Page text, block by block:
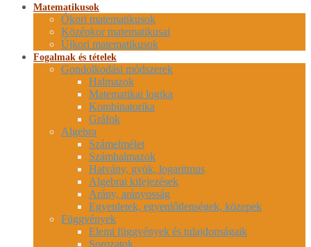
Menu
Matematikusok
Ókori matematikusok
Középkor matematikusai
Újkori matematikusok
Fogalmak és tételek
Gondolkodási módszerek
Halmazok
Matematikai logika
Kombinatorika
Gráfok
Algebra
Számelmélet
Számhalmazok
Hatvány, gyök, logaritmus
Algebrai kifejezések
Arány, arányosság
Egyenletek, egyenlőtlenségek, közepek
Függvények
Elemi függvények és tulajdonságaik
Sorozatok